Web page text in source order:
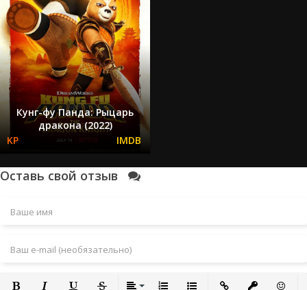
Кунг-фу Панда: Рыцарь
дракона (2022)
Оставь свой отзыв